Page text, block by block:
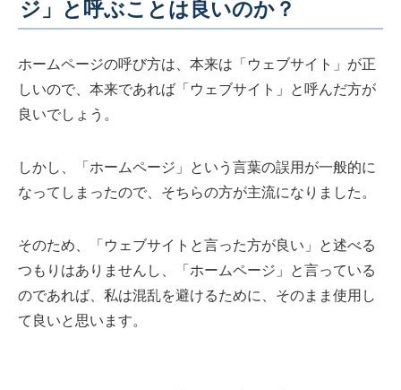
ジ」と呼ぶことは良いのか？
ホームページの呼び方は、本来は「ウェブサイト」が正
しいので、本来であれば「ウェブサイト」と呼んだ方が
良いでしょう。
しかし、「ホームページ」という言葉の誤用が一般的に
なってしまったので、そちらの方が主流になりました。
そのため、「ウェブサイトと言った方が良い」と述べる
つもりはありませんし、「ホームページ」と言っている
のであれば、私は混乱を避けるために、そのまま使用し
て良いと思います。